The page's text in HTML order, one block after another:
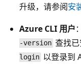
升级，请参阅安
Azure CLI 用户
-version 查找
login 以登录到